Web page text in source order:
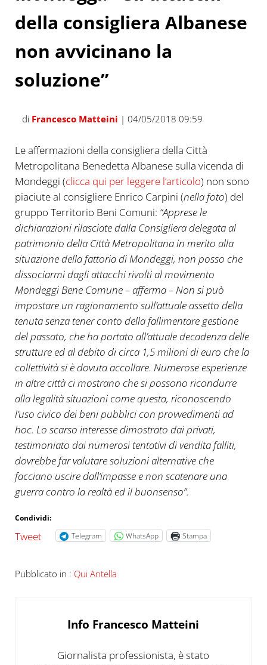
della consigliera Albanese
non avvicinano la
soluzione”
di Francesco Matteini | 04/05/2018 09:59
Le affermazioni della consigliera della Città
Metropolitana Benedetta Albanese sulla vicenda di
Mondeggi (clicca qui per leggere l’articolo) non sono
piaciute al consigliere Enrico Carpini (nella foto) del
gruppo Territorio Beni Comuni: “Apprese le
dichiarazioni rilasciate dalla Consigliera delegata al
patrimonio della Città Metropolitana in merito alla
situazione della fattoria di Mondeggi, non posso che
dissociarmi dagli attacchi rivolti al movimento
Mondeggi Bene Comune – afferma – Non si può
impostare un ragionamento sull’attuale assetto della
tenuta senza tener conto della fallimentare gestione
del passato, che ha portato all’attuale decadenza delle
strutture ed al debito di circa 1,5 milioni di euro che la
collettività si è dovuta accollare. Numerose esperienze
in altre città ci mostrano che si possono ricondurre
alla legalità situazioni come questa, riconoscendo
l’uso civico dei beni pubblici con provvedimenti ad
hoc. Lo scarso interesse dimostrato dai privati,
testimoniato dai numerosi tentativi di vendita falliti,
dovrebbe far valutare soluzioni alternative che
facciano uscire dall’impasse e non scatenare una
guerra contro la realtà ed il buonsenso”.
Condividi:
Tweet Telegram WhatsApp Stampa
Pubblicato in : Qui Antella
Info Francesco Matteini
Giornalista professionista, è stato